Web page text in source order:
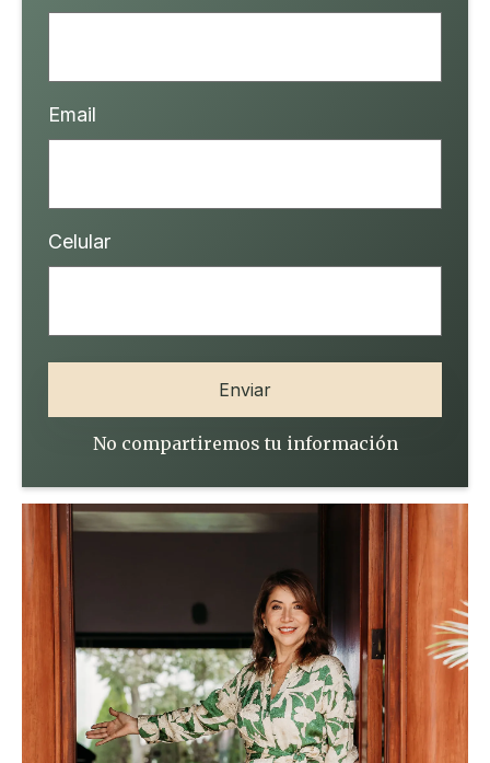
Email
Celular
No compartiremos tu información